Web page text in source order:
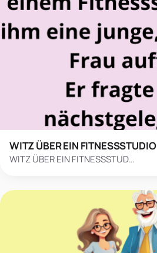
WITZ ÜBER EIN FITNESSSTUDIO
WITZ ÜBER EIN FITNESSSTUD…